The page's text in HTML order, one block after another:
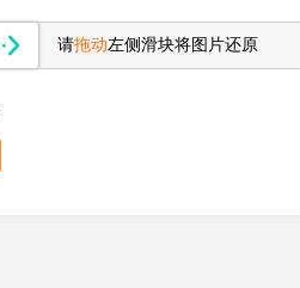
请拖动左侧滑块将图片还原